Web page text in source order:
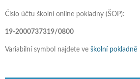
Číslo účtu školní online pokladny (ŠOP):
19-2000737319/0800
Variabilní symbol najdete ve školní pokladně